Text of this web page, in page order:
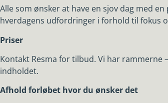
Alle som ønsker at have en sjov dag med
hverdagens udfordringer i forhold til fokus
Priser
Kontakt Resma for tilbud. Vi har rammerne
indholdet.
Afhold forløbet hvor du ønsker det